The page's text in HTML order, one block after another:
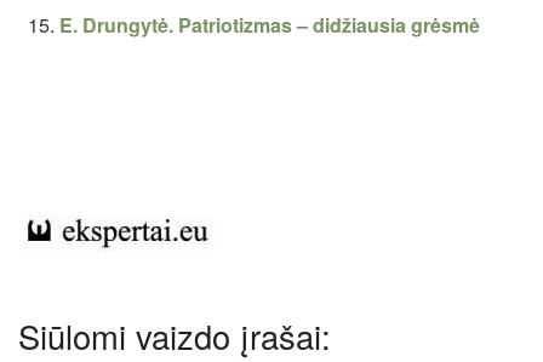
E. Drungytė. Patriotizmas – didžiausia grėsmė
Siūlomi vaizdo įrašai: